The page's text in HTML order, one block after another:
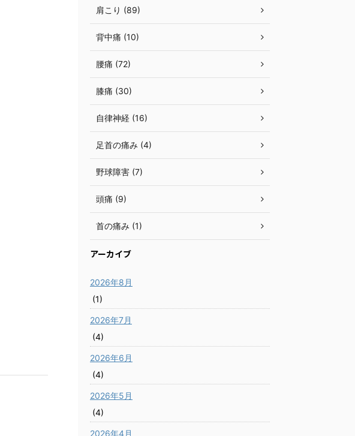
肩こり (89)
背中痛 (10)
腰痛 (72)
膝痛 (30)
自律神経 (16)
足首の痛み (4)
野球障害 (7)
頭痛 (9)
首の痛み (1)
アーカイブ
2026年8月
(1)
2026年7月
(4)
2026年6月
(4)
2026年5月
(4)
2026年4月